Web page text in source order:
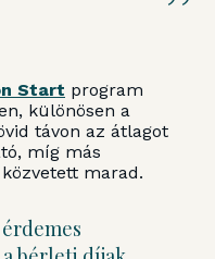
Start program
különösen a
távon az átlagot
míg más
marad.